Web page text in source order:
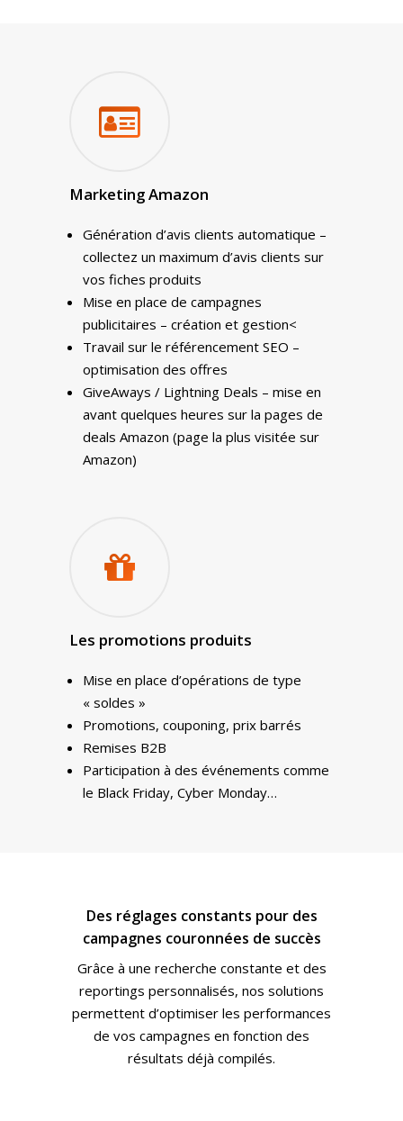
Marketing Amazon
Génération d’avis clients automatique –
collectez un maximum d’avis clients sur
vos fiches produits
Mise en place de campagnes
publicitaires – création et gestion<
Travail sur le référencement SEO –
optimisation des offres
GiveAways / Lightning Deals – mise en
avant quelques heures sur la pages de
deals Amazon (page la plus visitée sur
Amazon)
Les promotions produits
Mise en place d’opérations de type
« soldes »
Promotions, couponing, prix barrés
Remises B2B
Participation à des événements comme
le Black Friday, Cyber Monday…
Des réglages constants pour des
campagnes couronnées de succès
Grâce à une recherche constante et des
reportings personnalisés, nos solutions
permettent d’optimiser les performances
de vos campagnes en fonction des
résultats déjà compilés.
Gestion des Reviews
Presse
Agence Amazon Ads
Amazon Advertising
Livres Blanc
Nos Podcasts
Nos Vidéos
38 Avenue de Saxe, 69006
T:+ 33 04 78 52 38 15